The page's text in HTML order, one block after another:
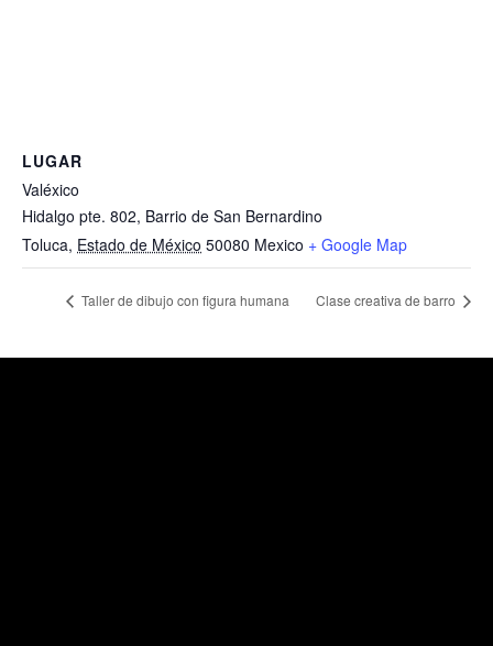
LUGAR
Valéxico
Hidalgo pte. 802, Barrio de San Bernardino
Toluca, Estado de México 50080 Mexico + Google Map
Taller de dibujo con figura humana Clase creativa de barro